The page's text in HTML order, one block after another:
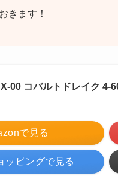
きます！
00 コバルトドレイク 4-
で見る
ッピングで見る